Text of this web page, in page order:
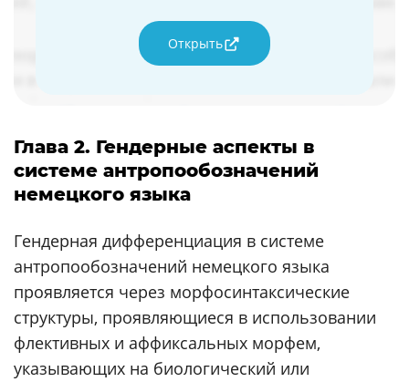
Открыть
Глава 2. Гендерные аспекты в
системе антропообозначений
немецкого языка
Гендерная дифференциация в системе
антропообозначений немецкого языка
проявляется через морфосинтаксические
структуры, проявляющиеся в использовании
флективных и аффиксальных морфем,
указывающих на биологический или